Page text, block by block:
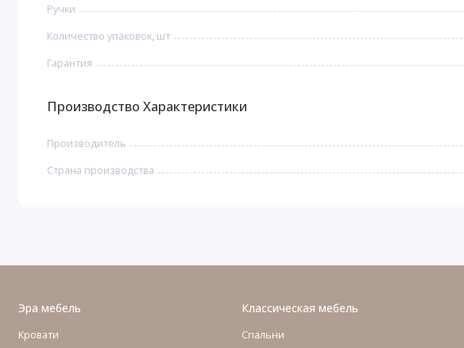
Ручки
Количество упаковок, шт
Гарантия
Производство Характеристики
Производитель
Страна производства
Эра мебель
Кровати
Классическая мебель
Спальни